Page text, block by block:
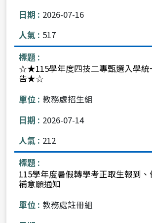
2026-07-16
517
☆★115學年度四技二專甄選入學統
告★☆
教務處招生組
2026-07-14
212
115學年度暑假轉學考正取生報到
補意願通知
教務處註冊組